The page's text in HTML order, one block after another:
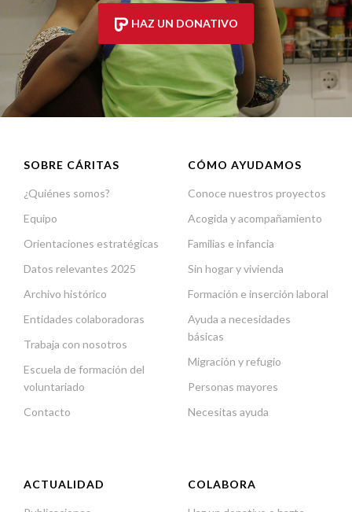
HAZ UN DONATIVO
SOBRE CÁRITAS
¿Quiénes somos?
Equipo
Orientaciones estratégicas
Datos relevantes 2025
Archivo histórico
Entidades colaboradoras
Trabaja con nosotros
Escuela de formación del
voluntariado
Contacto
CÓMO AYUDAMOS
Conoce nuestros proyectos
Acogida y acompañamiento
Familias e infancia
Sin hogar y vivienda
Formación e inserción laboral
Ayuda a necesidades
básicas
Migración y refugio
Personas mayores
Necesitas ayuda
ACTUALIDAD COLABORA